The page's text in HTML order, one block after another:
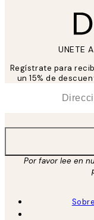
UNETE
Regístrate para
un 15% de
Por favor lee en